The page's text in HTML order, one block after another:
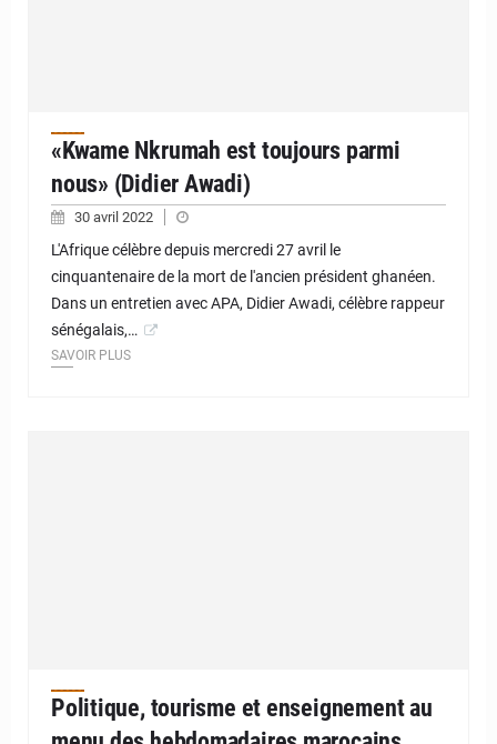
«Kwame Nkrumah est toujours parmi
nous» (Didier Awadi)
30 avril 2022
L'Afrique célèbre depuis mercredi 27 avril le
cinquantenaire de la mort de l'ancien président ghanéen.
Dans un entretien avec APA, Didier Awadi, célèbre rappeur
sénégalais,…
SAVOIR PLUS
Politique, tourisme et enseignement au